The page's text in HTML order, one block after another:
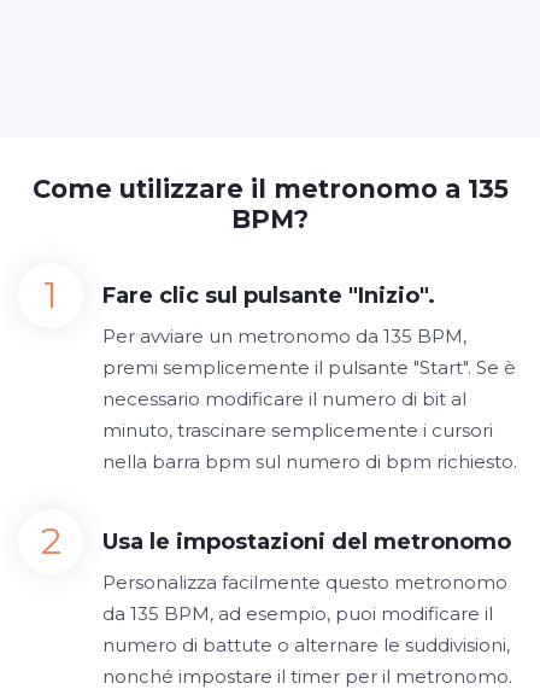
Come utilizzare il metronomo a 135
BPM?
Fare clic sul pulsante "Inizio".
Per avviare un metronomo da 135 BPM,
premi semplicemente il pulsante "Start". Se è
necessario modificare il numero di bit al
minuto, trascinare semplicemente i cursori
nella barra bpm sul numero di bpm richiesto.
Usa le impostazioni del metronomo
Personalizza facilmente questo metronomo
da 135 BPM, ad esempio, puoi modificare il
numero di battute o alternare le suddivisioni,
nonché impostare il timer per il metronomo.